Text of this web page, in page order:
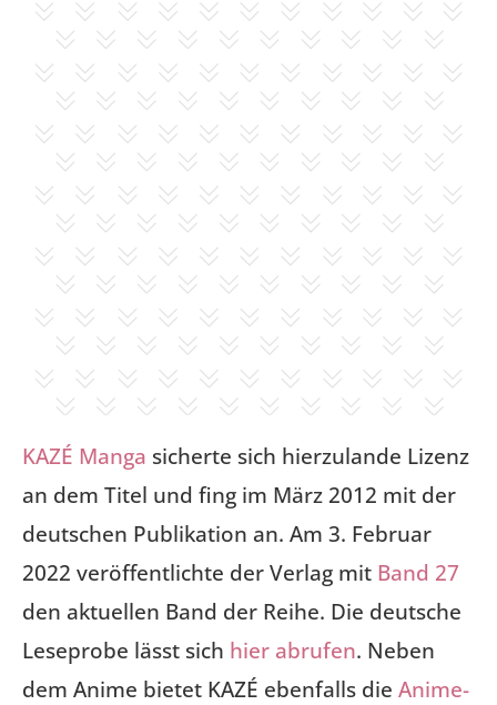
KAZÉ Manga sicherte sich hierzulande Lizenz
an dem Titel und fing im März 2012 mit der
deutschen Publikation an. Am 3. Februar
2022 veröffentlichte der Verlag mit Band 27
den aktuellen Band der Reihe. Die deutsche
Leseprobe lässt sich hier abrufen. Neben
dem Anime bietet KAZÉ ebenfalls die Anime-